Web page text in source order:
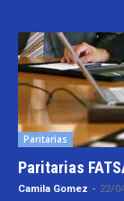
Paritarias
Paritarias
Camila Gomez - 22/